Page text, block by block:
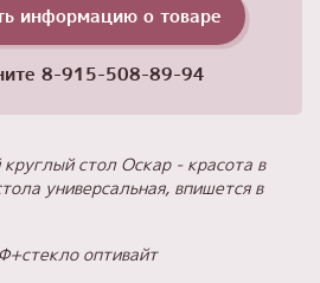
информацию о товаре
8-915-508-89-94
стол Оскар - красота в
универсальная, впишется в
оптивайт